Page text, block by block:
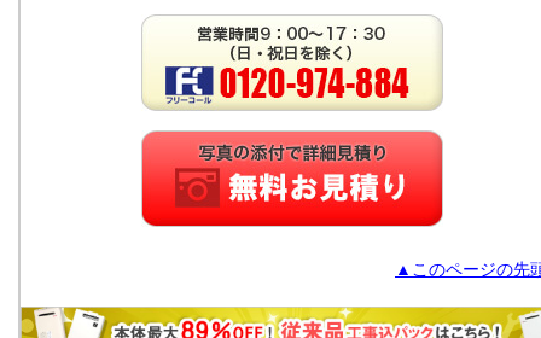
▲このページの先